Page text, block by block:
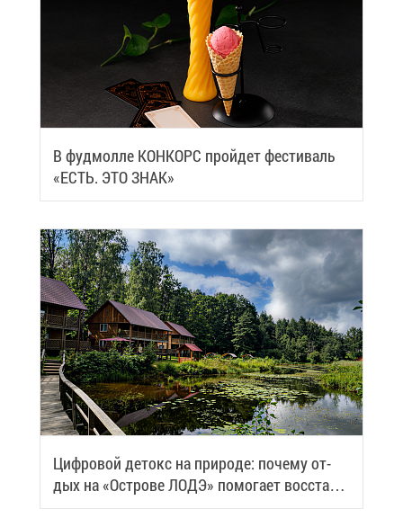
В фуд­мол­ле КОН­КОРС прой­дет фе­сти­валь
«ЕСТЬ. ЭТО ЗНАК»
Циф­ро­вой де­токс на при­ро­де: по­че­му от­
дых на «Ост­ро­ве ЛОДЭ» по­мо­га­ет вос­ста­но­
вить си­лы